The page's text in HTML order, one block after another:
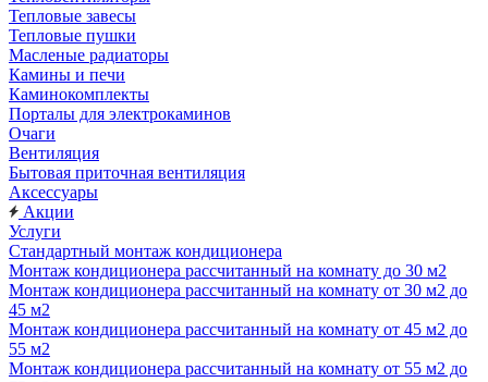
Тепловые завесы
Тепловые пушки
Масленые радиаторы
Камины и печи
Каминокомплекты
Порталы для электрокаминов
Очаги
Вентиляция
Бытовая приточная вентиляция
Аксессуары
Акции
Услуги
Стандартный монтаж кондиционера
Монтаж кондиционера рассчитанный на комнату до 30 м2
Монтаж кондиционера рассчитанный на комнату от 30 м2 до
45 м2
Монтаж кондиционера рассчитанный на комнату от 45 м2 до
55 м2
Монтаж кондиционера рассчитанный на комнату от 55 м2 до